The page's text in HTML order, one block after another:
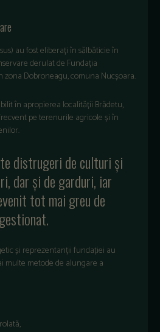
au fost eliberați în sălbăticie în
derulat de Fundația
zona Dobroneagu, comuna Nucșoara.
în apropierea localității Brădetu,
pe terenurile agricole și în
distrugeri de culturi și
dar și de garduri, iar
tot mai greu de
gestionat.
și reprezentanții fundației au
multe metode de alungare a